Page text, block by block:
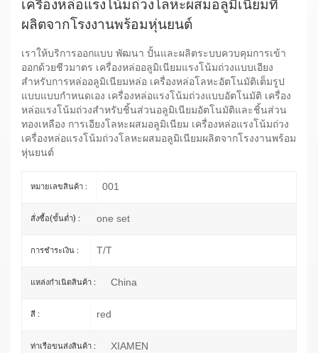
เครื่องหล่อแรงโน้มถ่วงโลหะผสมอลูมิเนียมที่
ผลิตจากโรงงานพร้อมหุ่นยนต์
เราให้บริการออกแบบ พัฒนา ปั้นและผลิตระบบควบคุมการเข้า
ออกด้วยชีวมาตร เครื่องหล่ออลูมิเนียมแรงโน้มถ่วงแบบเอียง
สำหรับการหล่ออลูมิเนียมหล่อ เครื่องหล่อโลหะอัตโนมัติเต็มรูป
แบบแบบกำหนดเอง เครื่องหล่อแรงโน้มถ่วงแบบอัตโนมัติ เครื่อง
หล่อแรงโน้มถ่วงสำหรับชิ้นส่วนอลูมิเนียมอัตโนมัติและชิ้นส่วน
ทองเหลือง การเอียงโลหะผสมอลูมิเนียม เครื่องหล่อแรงโน้มถ่วง
เครื่องหล่อแรงโน้มถ่วงโลหะผสมอลูมิเนียมผลิตจากโรงงานพร้อม
หุ่นยนต์
หมายเลขสินค้า : 001
สั่งซื้อ(ขั้นต่ำ) : one set
การชำระเงิน : T/T
แหล่งกำเนิดสินค้า : China
สี : red
ท่าเรือขนส่งสินค้า : XIAMEN